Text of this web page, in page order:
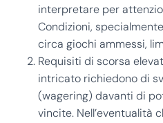
interpretare per
Condizioni,
circa giochi ammessi,
Requisiti di scorsa
intricato richiedono di
(wagering) davanti di
vincite. Nell’eventualità